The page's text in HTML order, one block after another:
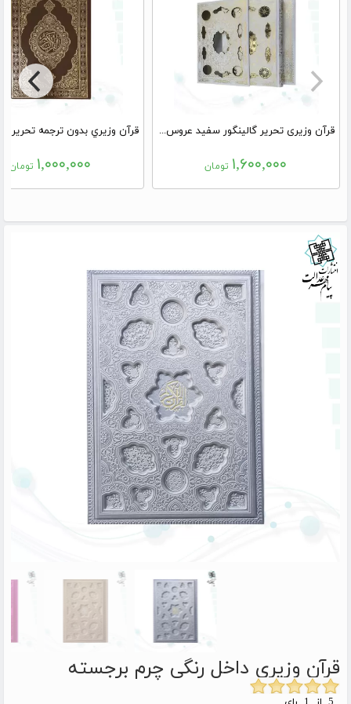
قرآن وزیری تحریر گالینگور سفید عروس قابدار کشویی برشی با پلاک رویداد
۱,۶۰۰,۰۰۰ تومان ۱,۰۰۰,۰۰۰ تومان
قرآن وزیری داخل رنگی چرم برجسته